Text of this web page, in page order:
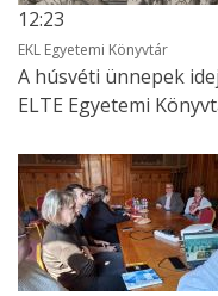
12:23
EKL Egyetemi Könyvtár
A húsvéti ünnepek
ELTE Egyetemi